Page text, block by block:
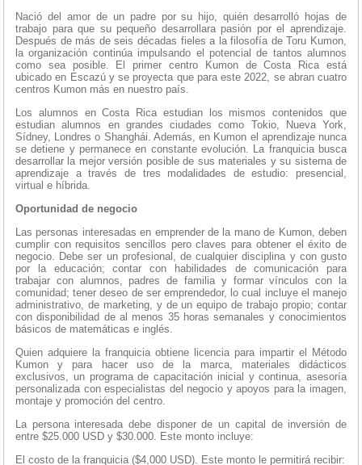
Nació del amor de un padre por su hijo, quién desarrolló hojas de
trabajo para que su pequeño desarrollara pasión por el aprendizaje.
Después de más de seis décadas fieles a la filosofía de Toru Kumon,
la organización continúa impulsando el potencial de tantos alumnos
como sea posible. El primer centro Kumon de Costa Rica está
ubicado en Escazú y se proyecta que para este 2022, se abran cuatro
centros Kumon más en nuestro país.
Los alumnos en Costa Rica estudian los mismos contenidos que
estudian alumnos en grandes ciudades como Tokio, Nueva York,
Sídney, Londres o Shanghái. Además, en Kumon el aprendizaje nunca
se detiene y permanece en constante evolución. La franquicia busca
desarrollar la mejor versión posible de sus materiales y su sistema de
aprendizaje a través de tres modalidades de estudio: presencial,
virtual e híbrida.
Oportunidad de negocio
Las personas interesadas en emprender de la mano de Kumon, deben
cumplir con requisitos sencillos pero claves para obtener el éxito de
negocio. Debe ser un profesional, de cualquier disciplina y con gusto
por la educación; contar con habilidades de comunicación para
trabajar con alumnos, padres de familia y formar vínculos con la
comunidad; tener deseo de ser emprendedor, lo cual incluye el manejo
administrativo, de marketing, y de un equipo de trabajo propio; contar
con disponibilidad de al menos 35 horas semanales y conocimientos
básicos de matemáticas e inglés.
Quien adquiere la franquicia obtiene licencia para impartir el Método
Kumon y para hacer uso de la marca, materiales didácticos
exclusivos, un programa de capacitación inicial y continua, asesoría
personalizada con especialistas del negocio y apoyos para la imagen,
montaje y promoción del centro.
La persona interesada debe disponer de un capital de inversión de
entre $25.000 USD y $30.000. Este monto incluye:
El costo de la franquicia ($4,000 USD). Este monto le permitirá recibir: